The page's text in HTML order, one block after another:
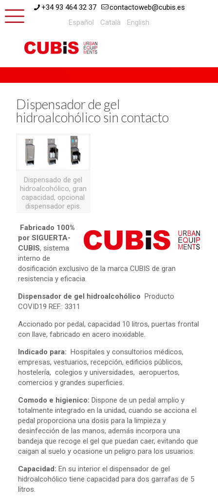
+34 93 464 32 37
contactoweb@cubis.es
Español
Català English
Dispensador de gel
hidroalcohólico sin contacto
Dispensado de gel
hidroalcohólico, gran
capacidad, opcional
dispensador epis.
Fabricado 100%
por SIGUERTA-
CUBIS, sistema
interno de
dosificación exclusivo de la marca CUBIS de gran
resistencia y eficacia.
Dispensador de gel
hidroalcohólico Producto
COVID19 REF.: 3311
Accionado por pedal, capacidad 10 litros, puertas frontal
con llave, fabricado en acero inoxidable.
Indicado para:
Hospitales y consultorios médicos,
empresas, vestuarios, recepción, edificios públicos,
hostelería, colegios y universidades, aeropuertos,
comercios y grandes superficies.
Comodo e higienico: Dispone de un pedal amplio y
totalmente integrado en la unidad, cuando se acciona el
pedal proporciona una dosis para la limpieza y
desinfección de las manos, además incorpora una
bandeja que recoge el gel que puedan caer, evitando que
caigan al suelo y ocasione un peligro para los usuarios.
Capacidad: En su interior el dispensador de gel
hidroalcohólico tiene capacidad para dos garrafas de 5
litros.